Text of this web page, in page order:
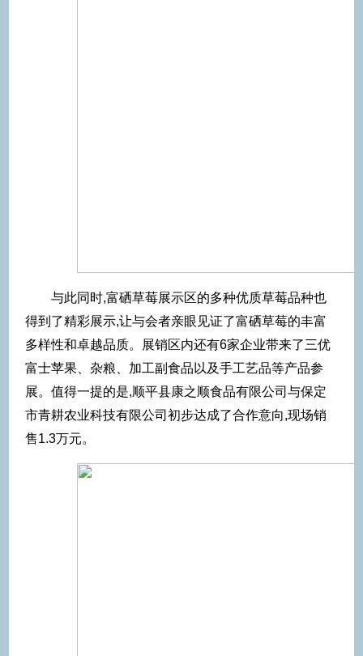
与此同时,富硒草莓展示区的多种优质草莓品种也
得到了精彩展示,让与会者亲眼见证了富硒草莓的丰富
多样性和卓越品质。展销区内还有6家企业带来了三优
富士苹果、杂粮、加工副食品以及手工艺品等产品参
展。值得一提的是,顺平县康之顺食品有限公司与保定
市青耕农业科技有限公司初步达成了合作意向,现场销
售1.3万元。